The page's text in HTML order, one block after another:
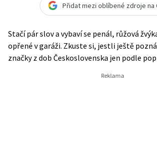
Přidat mezi oblíbené zdroje na
Stačí pár slov a vybaví se penál, růžová
opřené v garáži. Zkuste si, jestli ještě
značky z dob Československa jen podle